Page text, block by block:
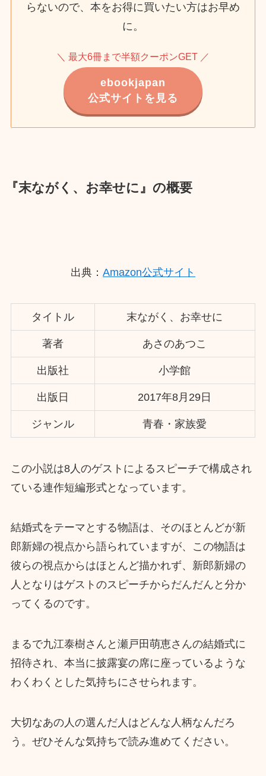
らないので、本をお得に買いたい方はお早め
に。
＼ 最大6冊まで半額クーポンGET ／
ebookjapan
公式サイトを見る
『末ながく、お幸せに』の概要
出典： Amazon公式サイト
タイトル 末ながく、お幸せに
著者 あさのあつこ
出版社 小学館
出版日 2017年8月29日
ジャンル 青春・家族愛
この小説は8人のゲストによるスピーチで構成され
ている連作短編形式となっています。
結婚式をテーマとする物語は、そのほとんどが新
郎新婦の視点から語られていますが、この物語は
彼らの視点からはほとんど描かれず、新郎新婦の
人となりはゲストのスピーチからだんだんと分か
ってくるのです。
まるで九江泰樹さんと瀬戸田萌恵さんの結婚式に
招待され、本当に披露宴の席に座っているような
わくわくとした気持ちにさせられます。
大切なあの人の選んだ人はどんな人柄なんだろ
う。ぜひそんな気持ちで読み進めてください。